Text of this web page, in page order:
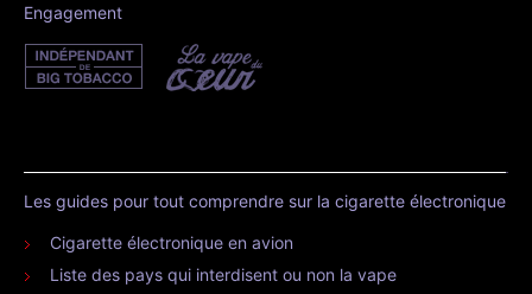
Engagement
Les guides pour tout comprendre sur la cigarette électronique
Cigarette électronique en avion
Liste des pays qui interdisent ou non la vape